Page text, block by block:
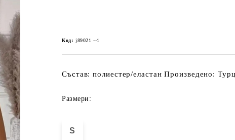
Код: j89021 --1
Състав: полиестер/еластан Произведено:
Размери:
S